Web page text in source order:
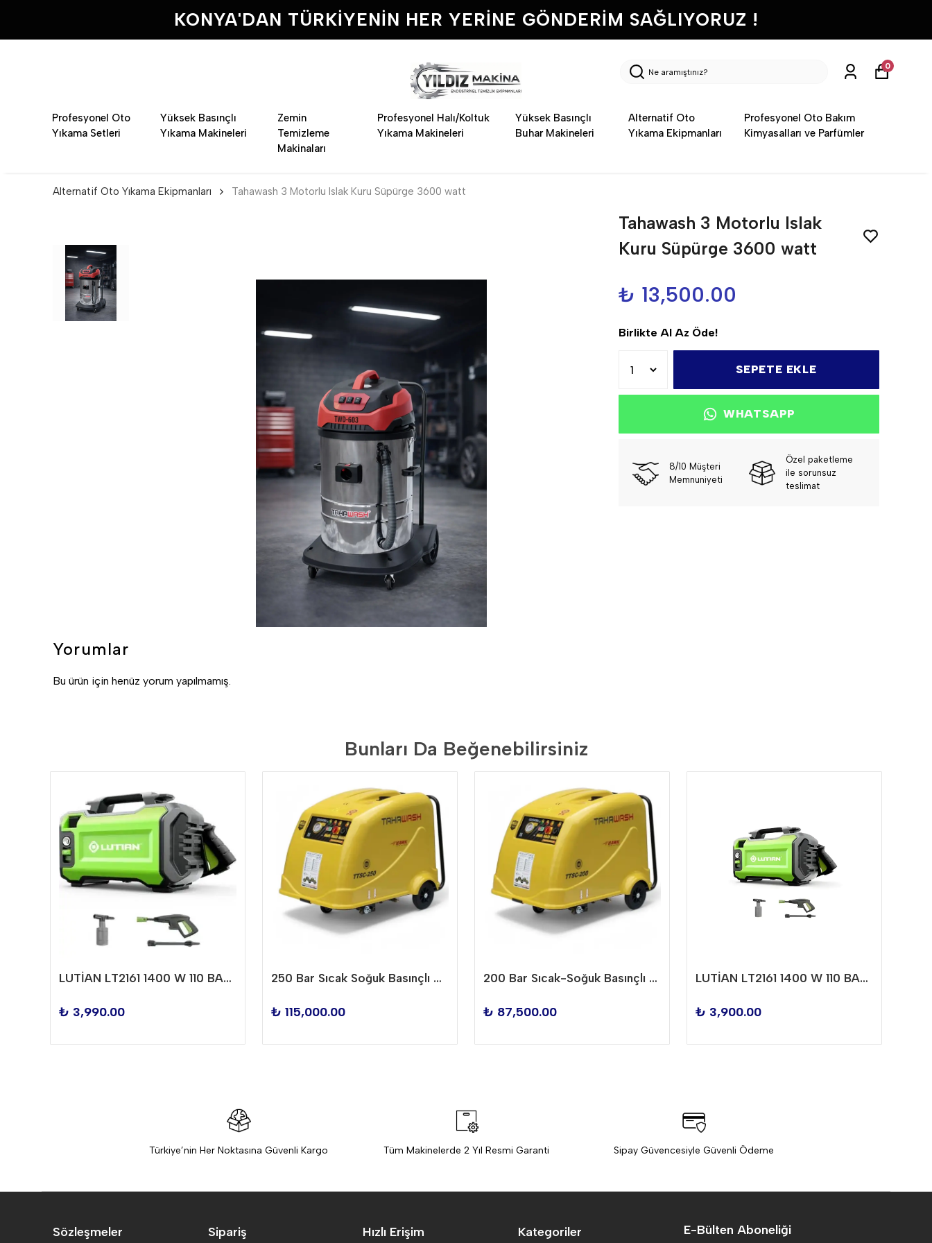
KONYA'DAN TÜRKIYENIN HER YERINE GÖNDERIM SAĞLIYORUZ !
Profesyonel Oto
Yıkama Setleri
Yüksek Basınçlı
Yıkama Makineleri
Zemin
Temizleme
Makinaları
Profesyonel Halı/Koltuk
Yıkama Makineleri
Yüksek Basınçlı
Buhar Makineleri
Alternatif Oto
Yıkama Ekipmanları
Profesyonel Oto Bakım
Kimyasalları ve Parfümler
0
Alternatif Oto Yıkama Ekipmanları Tahawash 3 Motorlu Islak Kuru Süpürge 3600 watt
Tahawash 3 Motorlu Islak
Kuru Süpürge 3600 watt
₺ 13,500.00
Birlikte Al Az Öde!
SEPETE EKLE
WHATSAPP
8/10 Müşteri
Memnuniyeti
Özel paketleme
ile sorunsuz
teslimat
Yorumlar
Bu ürün için henüz yorum yapılmamış.
Bunları Da Beğenebilirsiniz
LUTİAN LT2161 1400 W 110 BAR BASINÇLI YIKAMA MAKİNESİ
₺ 3,990.00
250 Bar Sıcak Soğuk Basınçlı Yıkama Makinesi TTSC-250
₺ 115,000.00
200 Bar Sıcak-Soğuk Basınçlı Yıkama Makinesi Tahawash
₺ 87,500.00
LUTİAN LT2161 1400 W 110 BAR BASINÇLI SOĞUK YIKAMA MAKİNESİ
₺ 3,900.00
Türkiye’nin Her Noktasına Güvenli Kargo Tüm Makinelerde 2 Yıl Resmi Garanti Sipay Güvencesiyle Güvenli Ödeme
Sözleşmeler Sipariş Hızlı Erişim Kategoriler E-Bülten Aboneliği